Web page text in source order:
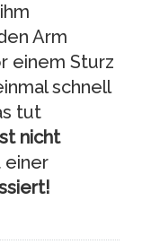
Arm
einem Sturz
schnell
tut
nicht
einer